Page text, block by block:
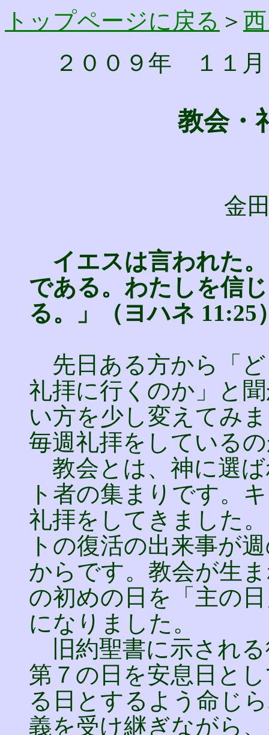
トップページに戻る ＞
２００９年 １１
教会・
金
イエスは言われた
である。わたしを信
る。」（ヨハネ 11:25
先日ある方から「
礼拝に行くのか」と
い方を少し変えてみ
毎週礼拝をしている
教会とは、神に選
ト者の集まりです。
礼拝をしてきました
トの復活の出来事が
からです。教会が生
の初めの日を「主の
になりました。
旧約聖書に示され
第７の日を安息日と
る日とするよう命じ
義を受け継ぎながら